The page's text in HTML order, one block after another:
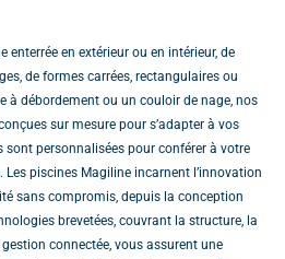
enterrée en extérieur ou en intérieur, de
de formes carrées, rectangulaires ou
à débordement ou un couloir de nage, nos
sur mesure pour s’adapter à vos
sont personnalisées pour conférer à votre
piscines Magiline incarnent l’innovation
sans compromis, depuis la conception
brevetées, couvrant la structure, la
connectée, vous assurent une